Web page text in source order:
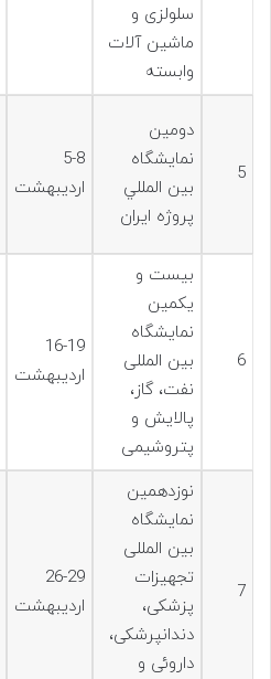
سلولزی و
ماشین آلات
وابسته
5
دومين
نمايشگاه
بين المللي
پروژه ايران
5-8
اردیبهشت
6
بيست و
یکمین
نمایشگاه
بین المللی
نفت، گاز،
پالایش و
پتروشیمی
16-19
اردیبهشت
7
نوزدهمين
نمایشگاه
بین المللی
تجهیزات
پزشکی،
دندانپرشکی،
داروئی و
26-29
اردیبهشت